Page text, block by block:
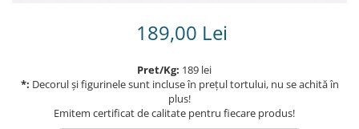
189,00 Lei
Pret/Kg: 189 lei
*: Decorul și figurinele sunt incluse în prețul tortului, nu se achită în
plus!
Emitem certificat de calitate pentru fiecare produs!